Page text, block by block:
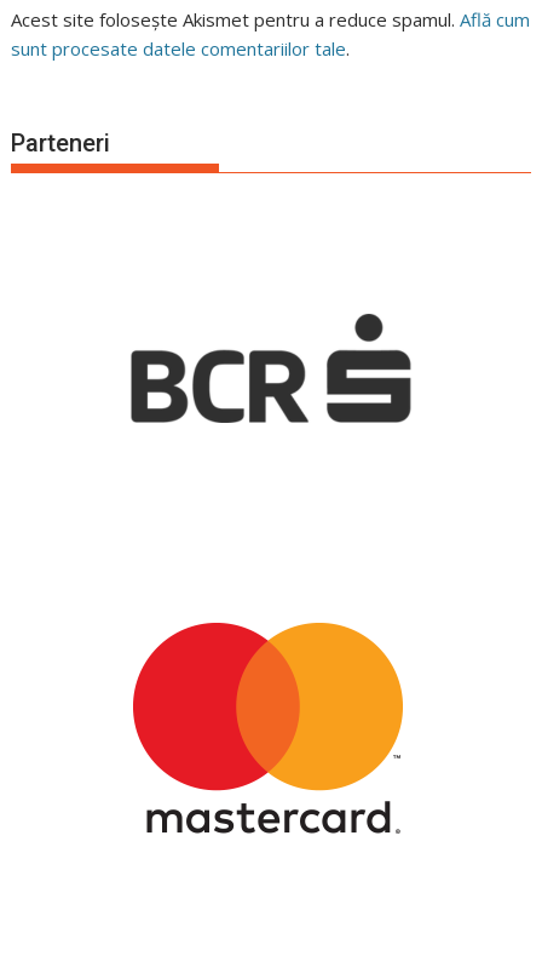
Acest site folosește Akismet pentru a reduce spamul.Află cum
sunt procesate datele comentariilor tale.
Parteneri